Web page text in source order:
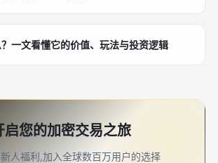
一文看懂它的价值、玩法与投资逻辑
启您的加密交易之旅
人福利,加入全球数百万用户的选择